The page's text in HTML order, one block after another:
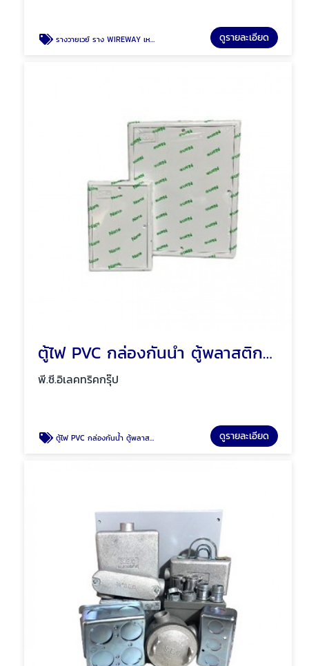
รางวายเวย์ ราง WIREWAY เหล็ก รางเหล็ก พัทยา ชลบุรี ดูรายละเอียด
ตู้ไฟ PVC กล่องกันน้ำ ตู้พลาสติก Mos พัทยา ชลบุรี
พี.ซี.อิเลคทริคกรุ๊ป
ตู้ไฟ PVC กล่องกันน้ำ ตู้พลาสติก Mos พัทยา ชลบุรี ดูรายละเอียด